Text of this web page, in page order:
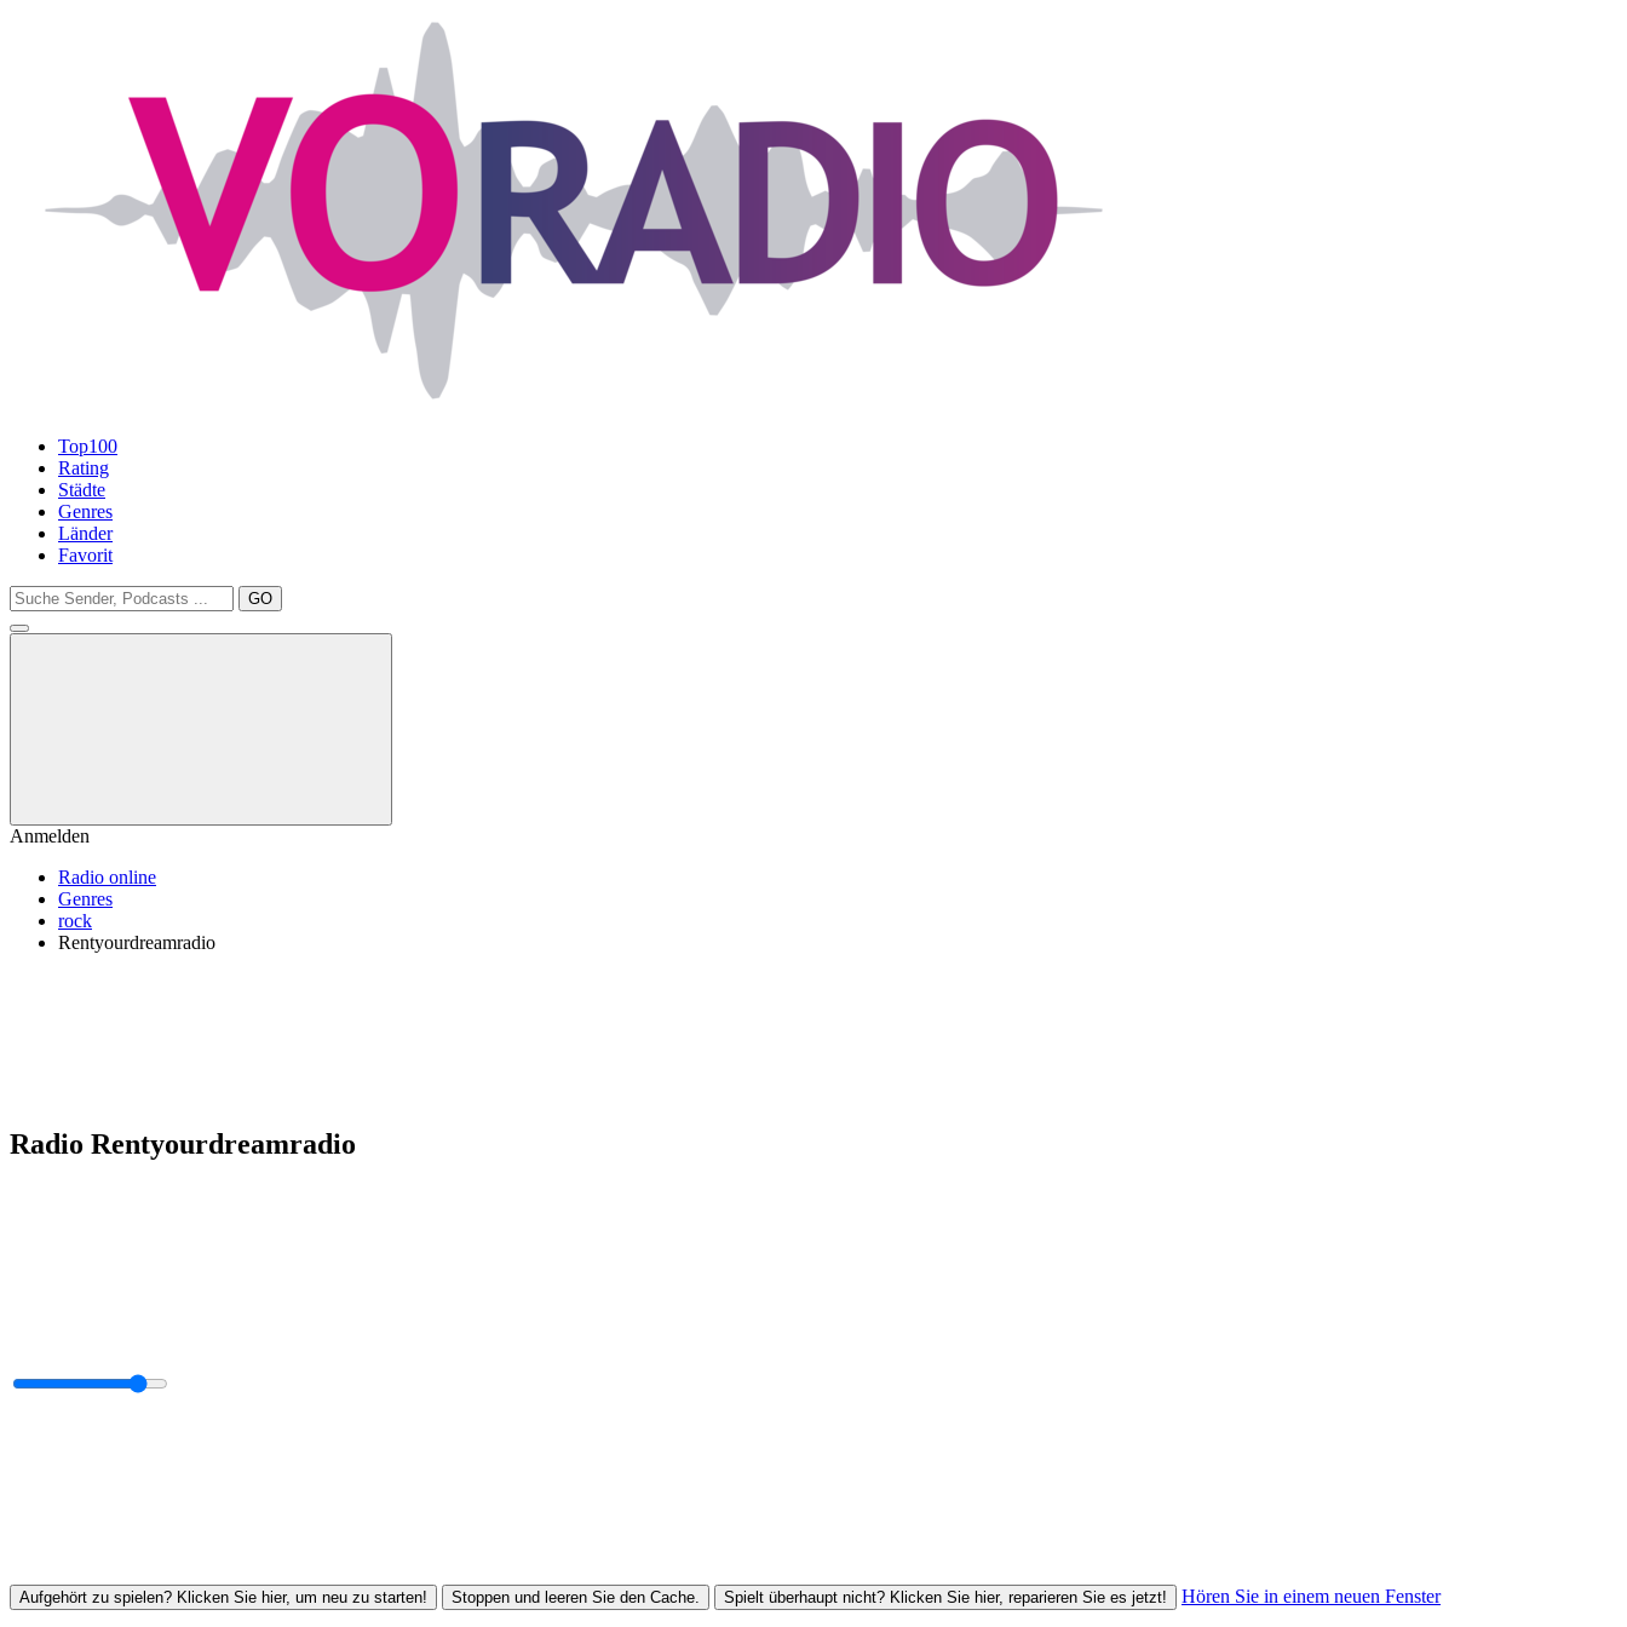
Top100
Rating
Städte
Genres
Länder
Favorit
GO
Anmelden
Radio online
Genres
rock
Rentyourdreamradio
Radio Rentyourdreamradio
Aufgehört zu spielen? Klicken Sie hier, um neu zu starten! Stoppen und leeren Sie den Cache. Spielt überhaupt nicht? Klicken Sie hier, reparieren Sie es jetzt! Hören Sie in einem neuen Fenster